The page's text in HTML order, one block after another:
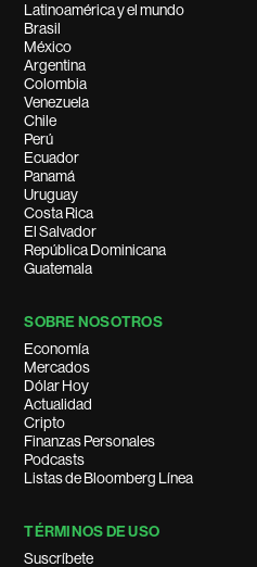
Latinoamérica y el mundo
Brasil
México
Argentina
Colombia
Venezuela
Chile
Perú
Ecuador
Panamá
Uruguay
Costa Rica
El Salvador
República Dominicana
Guatemala
SOBRE NOSOTROS
Economía
Mercados
Dólar Hoy
Actualidad
Cripto
Finanzas Personales
Podcasts
Listas de Bloomberg Línea
TÉRMINOS DE USO
Suscríbete